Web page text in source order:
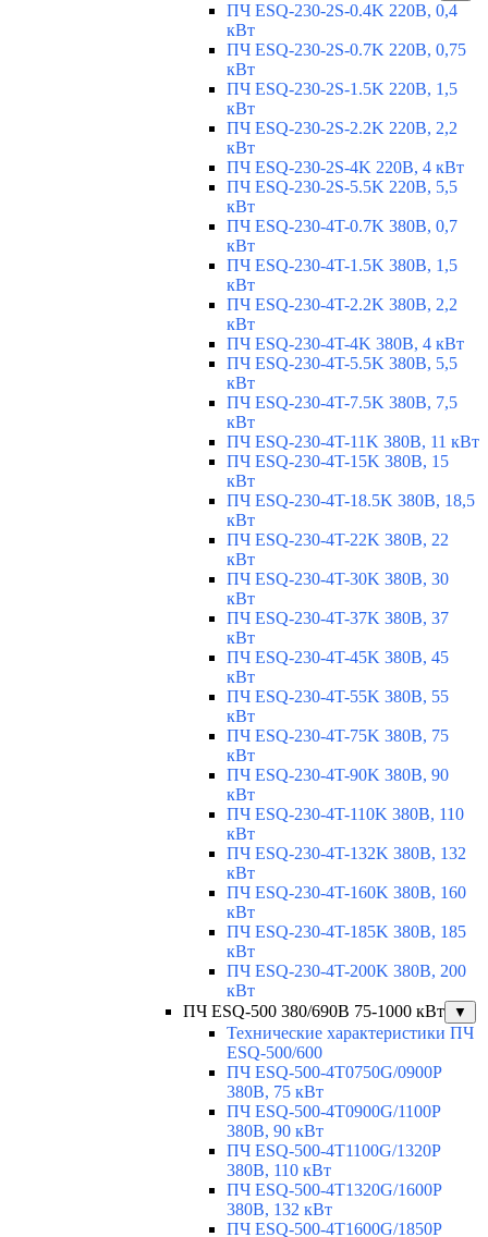
ПЧ ESQ-230-2S-0.4K 220В, 0,4
кВт
ПЧ ESQ-230-2S-0.7K 220В, 0,75
кВт
ПЧ ESQ-230-2S-1.5K 220В, 1,5
кВт
ПЧ ESQ-230-2S-2.2K 220В, 2,2
кВт
ПЧ ESQ-230-2S-4K 220В, 4 кВт
ПЧ ESQ-230-2S-5.5K 220В, 5,5
кВт
ПЧ ESQ-230-4T-0.7K 380В, 0,7
кВт
ПЧ ESQ-230-4T-1.5K 380В, 1,5
кВт
ПЧ ESQ-230-4T-2.2K 380В, 2,2
кВт
ПЧ ESQ-230-4T-4K 380В, 4 кВт
ПЧ ESQ-230-4T-5.5K 380В, 5,5
кВт
ПЧ ESQ-230-4T-7.5K 380В, 7,5
кВт
ПЧ ESQ-230-4T-11K 380В, 11 кВт
ПЧ ESQ-230-4T-15K 380В, 15
кВт
ПЧ ESQ-230-4T-18.5K 380В, 18,5
кВт
ПЧ ESQ-230-4T-22K 380В, 22
кВт
ПЧ ESQ-230-4T-30K 380В, 30
кВт
ПЧ ESQ-230-4T-37K 380В, 37
кВт
ПЧ ESQ-230-4T-45K 380В, 45
кВт
ПЧ ESQ-230-4T-55K 380В, 55
кВт
ПЧ ESQ-230-4T-75K 380В, 75
кВт
ПЧ ESQ-230-4T-90K 380В, 90
кВт
ПЧ ESQ-230-4T-110K 380В, 110
кВт
ПЧ ESQ-230-4T-132K 380В, 132
кВт
ПЧ ESQ-230-4T-160K 380В, 160
кВт
ПЧ ESQ-230-4T-185K 380В, 185
кВт
ПЧ ESQ-230-4T-200K 380В, 200
кВт
ПЧ ESQ-500 380/690В 75-1000 кВт
▼
Технические характеристики ПЧ
ESQ-500/600
ПЧ ESQ-500-4T0750G/0900P
380В, 75 кВт
ПЧ ESQ-500-4T0900G/1100P
380В, 90 кВт
ПЧ ESQ-500-4T1100G/1320P
380В, 110 кВт
ПЧ ESQ-500-4T1320G/1600P
380В, 132 кВт
ПЧ ESQ-500-4T1600G/1850P